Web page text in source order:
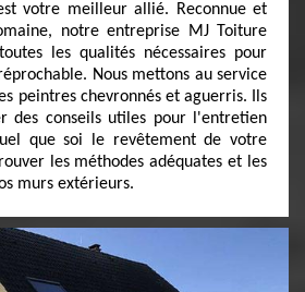
votre meilleur allié. Reconnue et
notre entreprise MJ Toiture
les qualités nécessaires pour
Nous mettons au service
peintres chevronnés et aguerris. Ils
des conseils utiles pour l'entretien
que soi le revêtement de votre
les méthodes adéquates et les
murs extérieurs.